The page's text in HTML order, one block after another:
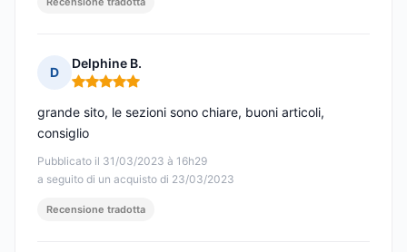
D
Delphine B.
Nota: 5 su 5
Pubblicato il 31/03/2023 à 16h29
a seguito di un acquisto di 23/03/2023
grande sito, le sezioni sono chiare, buoni articoli,
consiglio
Recensione tradotta